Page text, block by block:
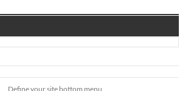
Define your site bottom menu